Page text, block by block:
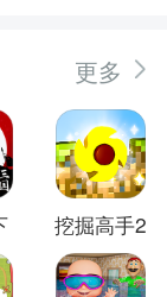
更多
挖掘高手2